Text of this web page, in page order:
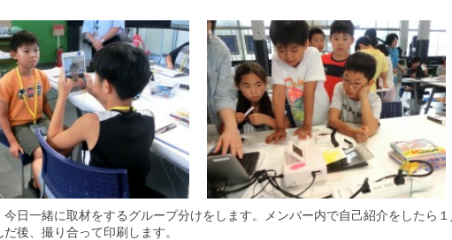
今日一緒に取材をするグループ分けをします。メンバー内で自己紹介をしたら
だ後、撮り合って印刷します。